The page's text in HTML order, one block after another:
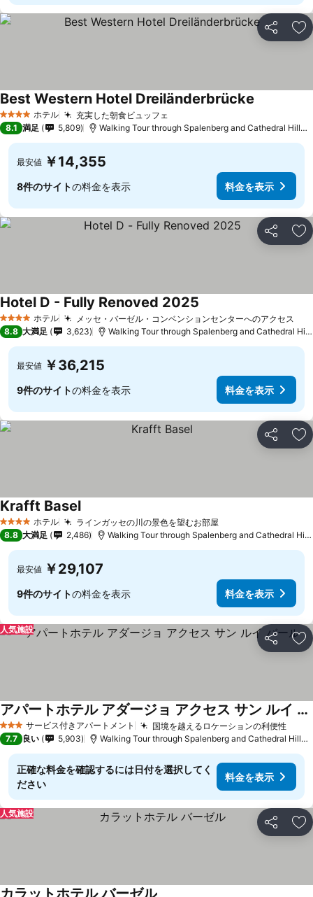
シェア お
4 ホテルのランク
ホテル 充実した朝食ビュッフェ
Best Western Hotel Dreiländerbrücke
8.1 満足 5,809 Walking Tour through Spalenberg and Cathedral Hillまで3.3 km
最安値 ￥14,355
8件のサイトの料金を表示 料金を表示
シェア お
4 ホテルのランク
ホテル メッセ・バーゼル・コンベンションセンターへのアクセス
Hotel D - Fully Renoved 2025
8.8 大満足 3,623 Walking Tour through Spalenberg and Cathedral Hillまで0.0 km
最安値 ￥36,215
9件のサイトの料金を表示 料金を表示
シェア お
4 ホテルのランク
ホテル ラインガッセの川の景色を望むお部屋
Krafft Basel
8.8 大満足 2,486 Walking Tour through Spalenberg and Cathedral Hillまで0.4 km
最安値 ￥29,107
9件のサイトの料金を表示 料金を表示
シェア お
人気施設
3 ホテルのランク
サービス付きアパートメント 国境を越えるロケーションの利便性
アパートホテル アダージョ アクセス サン ルイ バール
7.7 良い 5,903 Walking Tour through Spalenberg and Cathedral Hillまで2.2 km
正確な料金を確認するには日付を選択してく
ださい
料金を表示
シェア お
人気施設
カラットホテル バーゼル